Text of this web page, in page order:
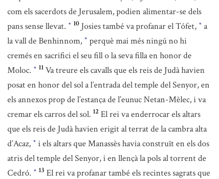
com els sacerdots de Jerusalem, podien alimentar-se dels
pans sense llevat. * 10 Josies també va profanar el Tófet, * a
la vall de Benhinnom, * perquè mai més ningú no hi
cremés en sacrifici el seu fill o la seva filla en honor de
Moloc. * 11 Va treure els cavalls que els reis de Judà havien
posat en honor del sol a l’entrada del temple del Senyor, en
els annexos prop de l’estança de l’eunuc Netan-Mèlec, i va
cremar els carros del sol. 12 El rei va enderrocar els altars
que els reis de Judà havien erigit al terrat de la cambra alta
d’Acaz, * i els altars que Manassès havia construït en els dos
atris del temple del Senyor, i en llençà la pols al torrent de
Cedró. * 13 El rei va profanar també els recintes sagrats que